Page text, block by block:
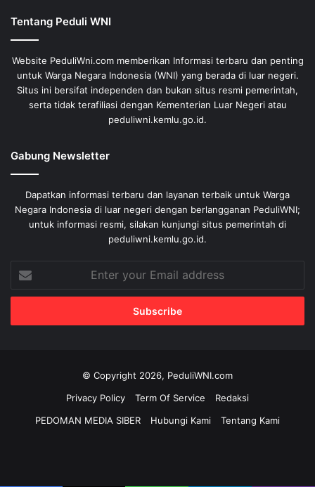
Tentang Peduli WNI
Website PeduliWni.com memberikan Informasi terbaru dan penting
untuk Warga Negara Indonesia (WNI) yang berada di luar negeri.
Situs ini bersifat independen dan bukan situs resmi pemerintah,
serta tidak terafiliasi dengan Kementerian Luar Negeri atau
peduliwni.kemlu.go.id.
Gabung Newsletter
Dapatkan informasi terbaru dan layanan terbaik untuk Warga
Negara Indonesia di luar negeri dengan berlangganan PeduliWNI;
untuk informasi resmi, silakan kunjungi situs pemerintah di
peduliwni.kemlu.go.id.
Enter
your
Email
© Copyright 2026, PeduliWNI.com
Privacy Policy
Term Of Service
Redaksi
PEDOMAN MEDIA SIBER
Hubungi Kami Tentang Kami